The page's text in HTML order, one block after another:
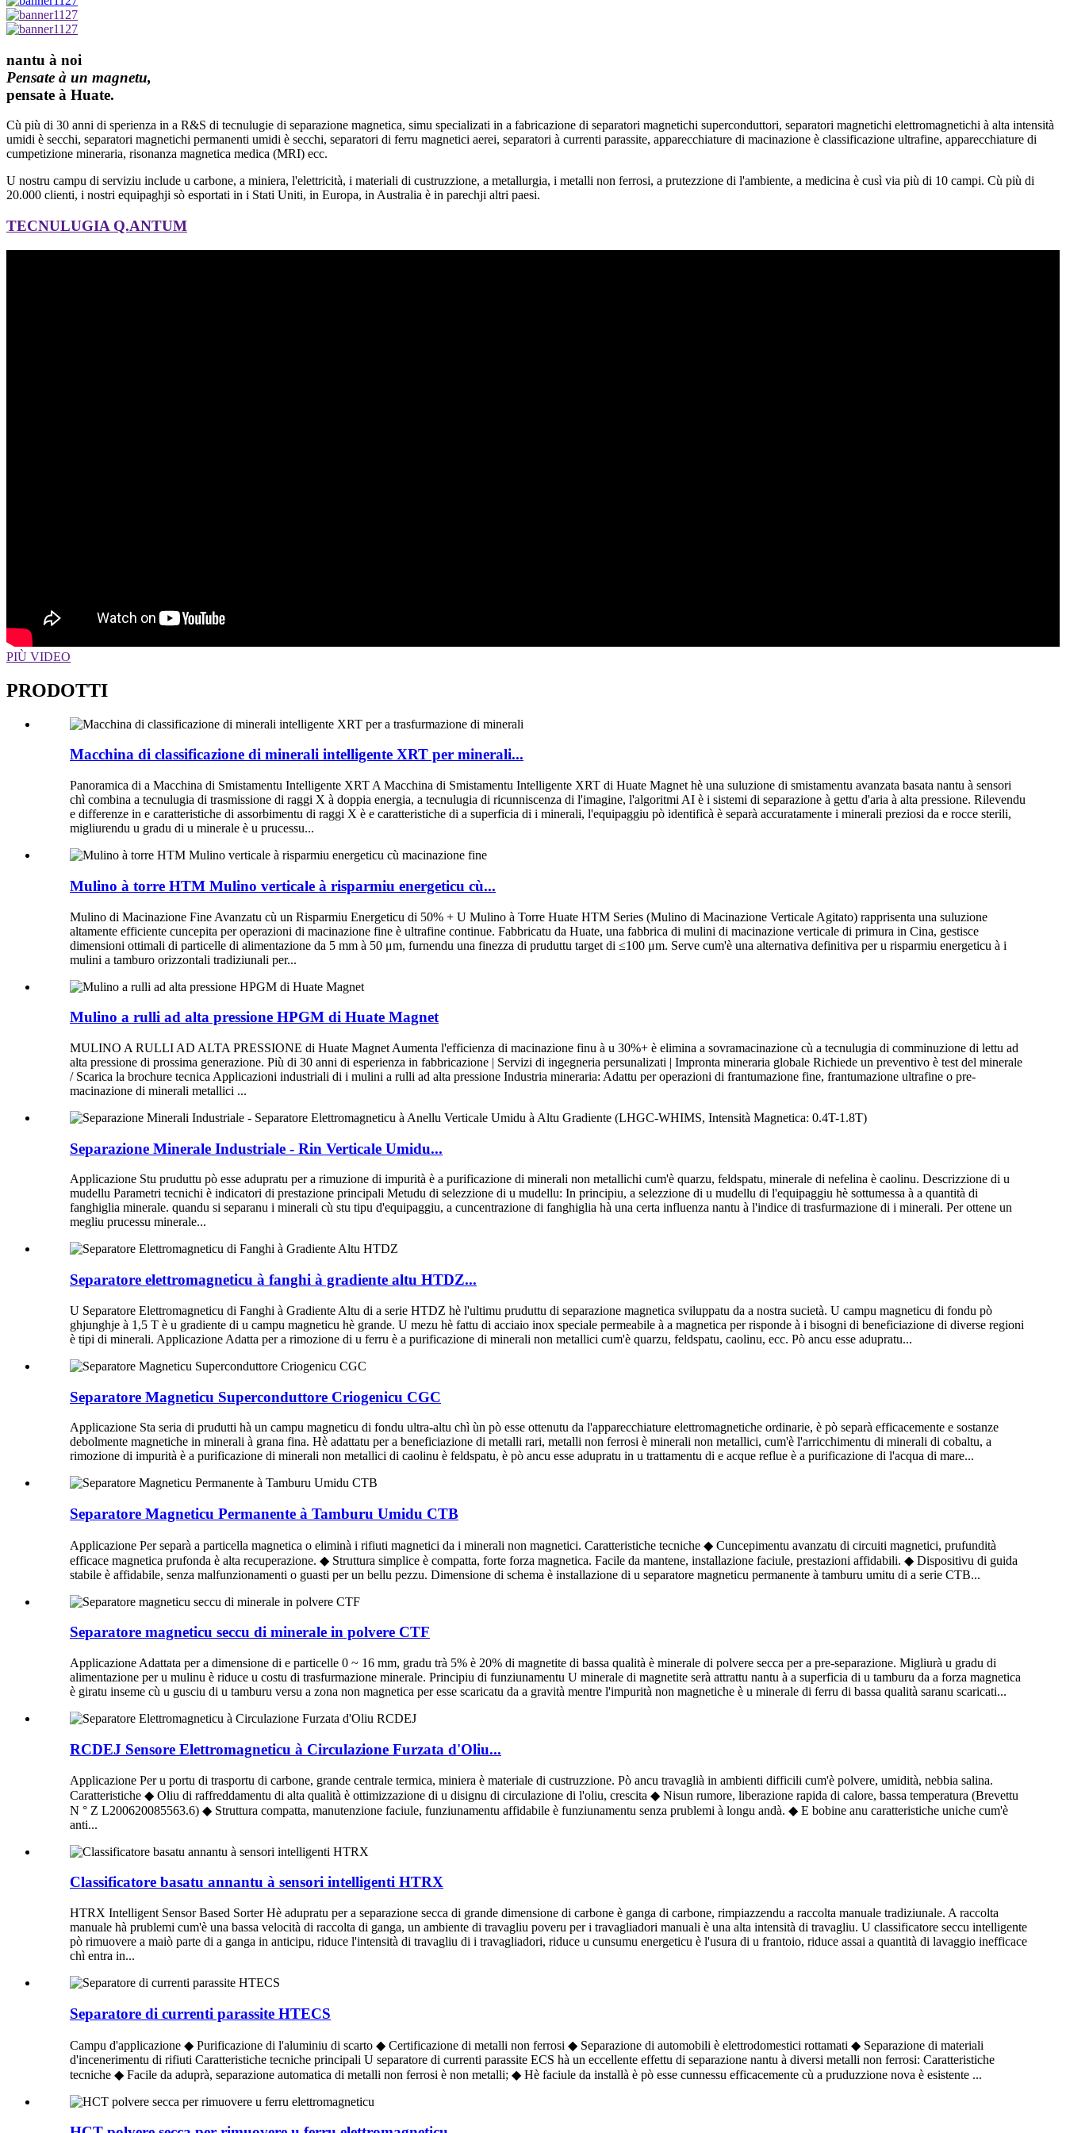
nantu à noi
Pensate à un magnetu,
pensate à Huate.
Cù più di 30 anni di sperienza in a R&S di tecnulugie di separazione magnetica, simu specializati in a fabricazione di separatori magnetichi superconduttori, separatori magnetichi elettromagnetichi à alta intensità
umidi è secchi, separatori magnetichi permanenti umidi è secchi, separatori di ferru magnetici aerei, separatori à currenti parassite, apparecchiature di macinazione è classificazione ultrafine, apparecchiature di
cumpetizione mineraria, risonanza magnetica medica (MRI) ecc.
U nostru campu di serviziu include u carbone, a miniera, l'elettricità, i materiali di custruzzione, a metallurgia, i metalli non ferrosi, a prutezzione di l'ambiente, a medicina è cusì via più di 10 campi. Cù più di
20.000 clienti, i nostri equipaghji sò esportati in i Stati Uniti, in Europa, in Australia è in parechji altri paesi.
TECNULUGIA Q.ANTUM
PIÙ VIDEO
PRODOTTI
Macchina di classificazione di minerali intelligente XRT per minerali...
Panoramica di a Macchina di Smistamentu Intelligente XRT A Macchina di Smistamentu Intelligente XRT di Huate Magnet hè una suluzione di smistamentu avanzata basata nantu à sensori
chì combina a tecnulugia di trasmissione di raggi X à doppia energia, a tecnulugia di ricunniscenza di l'imagine, l'algoritmi AI è i sistemi di separazione à gettu d'aria à alta pressione. Rilevendu
e differenze in e caratteristiche di assorbimentu di raggi X è e caratteristiche di a superficia di i minerali, l'equipaggiu pò identificà è separà accuratamente i minerali preziosi da e rocce sterili,
migliurendu u gradu di u minerale è u prucessu...
Mulino à torre HTM Mulino verticale à risparmiu energeticu cù...
Mulino di Macinazione Fine Avanzatu cù un Risparmiu Energeticu di 50% + U Mulino à Torre Huate HTM Series (Mulino di Macinazione Verticale Agitato) rapprisenta una suluzione
altamente efficiente cuncepita per operazioni di macinazione fine è ultrafine continue. Fabbricatu da Huate, una fabbrica di mulini di macinazione verticale di primura in Cina, gestisce
dimensioni ottimali di particelle di alimentazione da 5 mm à 50 μm, furnendu una finezza di pruduttu target di ≤100 μm. Serve cum'è una alternativa definitiva per u risparmiu energeticu à i
mulini a tamburo orizzontali tradiziunali per...
Mulino a rulli ad alta pressione HPGM di Huate Magnet
MULINO A RULLI AD ALTA PRESSIONE di Huate Magnet Aumenta l'efficienza di macinazione finu à u 30%+ è elimina a sovramacinazione cù a tecnulugia di comminuzione di lettu ad
alta pressione di prossima generazione. Più di 30 anni di esperienza in fabbricazione | Servizi di ingegneria persunalizati | Impronta mineraria globale Richiede un preventivo è test del minerale
/ Scarica la brochure tecnica Applicazioni industriali di i mulini a rulli ad alta pressione Industria mineraria: Adattu per operazioni di frantumazione fine, frantumazione ultrafine o pre-
macinazione di minerali metallici ...
Separazione Minerale Industriale - Rin Verticale Umidu...
Applicazione Stu pruduttu pò esse adupratu per a rimuzione di impurità è a purificazione di minerali non metallichi cum'è quarzu, feldspatu, minerale di nefelina è caolinu. Descrizzione di u
mudellu Parametri tecnichi è indicatori di prestazione principali Metudu di selezzione di u mudellu: In principiu, a selezzione di u mudellu di l'equipaggiu hè sottumessa à a quantità di
fanghiglia minerale. quandu si separanu i minerali cù stu tipu d'equipaggiu, a cuncentrazione di fanghiglia hà una certa influenza nantu à l'indice di trasfurmazione di i minerali. Per ottene un
megliu prucessu minerale...
Separatore elettromagneticu à fanghi à gradiente altu HTDZ...
U Separatore Elettromagneticu di Fanghi à Gradiente Altu di a serie HTDZ hè l'ultimu pruduttu di separazione magnetica sviluppatu da a nostra sucietà. U campu magneticu di fondu pò
ghjunghje à 1,5 T è u gradiente di u campu magneticu hè grande. U mezu hè fattu di acciaio inox speciale permeabile à a magnetica per risponde à i bisogni di beneficiazione di diverse regioni
è tipi di minerali. Applicazione Adatta per a rimozione di u ferru è a purificazione di minerali non metallici cum'è quarzu, feldspatu, caolinu, ecc. Pò ancu esse adupratu...
Separatore Magneticu Superconduttore Criogenicu CGC
Applicazione Sta seria di prudutti hà un campu magneticu di fondu ultra-altu chì ùn pò esse ottenutu da l'apparecchiature elettromagnetiche ordinarie, è pò separà efficacemente e sostanze
debolmente magnetiche in minerali à grana fina. Hè adattatu per a beneficiazione di metalli rari, metalli non ferrosi è minerali non metallici, cum'è l'arricchimentu di minerali di cobaltu, a
rimozione di impurità è a purificazione di minerali non metallici di caolinu è feldspatu, è pò ancu esse adupratu in u trattamentu di e acque reflue è a purificazione di l'acqua di mare...
Separatore Magneticu Permanente à Tamburu Umidu CTB
Applicazione Per separà a particella magnetica o eliminà i rifiuti magnetici da i minerali non magnetici. Caratteristiche tecniche ◆ Cuncepimentu avanzatu di circuiti magnetici, prufundità
efficace magnetica prufonda è alta recuperazione. ◆ Struttura simplice è compatta, forte forza magnetica. Facile da mantene, installazione faciule, prestazioni affidabili. ◆ Dispositivu di guida
stabile è affidabile, senza malfunzionamenti o guasti per un bellu pezzu. Dimensione di schema è installazione di u separatore magneticu permanente à tamburu umitu di a serie CTB...
Separatore magneticu seccu di minerale in polvere CTF
Applicazione Adattata per a dimensione di e particelle 0 ~ 16 mm, gradu trà 5% è 20% di magnetite di bassa qualità è minerale di polvere secca per a pre-separazione. Migliurà u gradu di
alimentazione per u mulinu è riduce u costu di trasfurmazione minerale. Principiu di funziunamentu U minerale di magnetite serà attrattu nantu à a superficia di u tamburu da a forza magnetica
è giratu inseme cù u gusciu di u tamburu versu a zona non magnetica per esse scaricatu da a gravità mentre l'impurità non magnetiche è u minerale di ferru di bassa qualità saranu scaricati...
RCDEJ Sensore Elettromagneticu à Circulazione Furzata d'Oliu...
Applicazione Per u portu di trasportu di carbone, grande centrale termica, miniera è materiale di custruzzione. Pò ancu travaglià in ambienti difficili cum'è polvere, umidità, nebbia salina.
Caratteristiche ◆ Oliu di raffreddamentu di alta qualità è ottimizzazione di u disignu di circulazione di l'oliu, crescita ◆ Nisun rumore, liberazione rapida di calore, bassa temperatura (Brevettu
N ° Z L200620085563.6) ◆ Struttura compatta, manutenzione faciule, funziunamentu affidabile è funziunamentu senza prublemi à longu andà. ◆ E bobine anu caratteristiche uniche cum'è
anti...
Classificatore basatu annantu à sensori intelligenti HTRX
HTRX Intelligent Sensor Based Sorter Hè adupratu per a separazione secca di grande dimensione di carbone è ganga di carbone, rimpiazzendu a raccolta manuale tradiziunale. A raccolta
manuale hà prublemi cum'è una bassa velocità di raccolta di ganga, un ambiente di travagliu poveru per i travagliadori manuali è una alta intensità di travagliu. U classificatore seccu intelligente
pò rimuovere a maiò parte di a ganga in anticipu, riduce l'intensità di travagliu di i travagliadori, riduce u cunsumu energeticu è l'usura di u frantoio, riduce assai a quantità di lavaggio inefficace
chì entra in...
Separatore di currenti parassite HTECS
Campu d'applicazione ◆ Purificazione di l'aluminiu di scarto ◆ Certificazione di metalli non ferrosi ◆ Separazione di automobili è elettrodomestici rottamati ◆ Separazione di materiali
d'incenerimentu di rifiuti Caratteristiche tecniche principali U separatore di currenti parassite ECS hà un eccellente effettu di separazione nantu à diversi metalli non ferrosi: Caratteristiche
tecniche ◆ Facile da aduprà, separazione automatica di metalli non ferrosi è non metalli; ◆ Hè faciule da installà è pò esse cunnessu efficacemente cù a pruduzzione nova è esistente ...